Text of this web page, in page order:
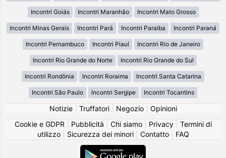
Incontri Goiás Incontri Maranhão Incontri Mato Grosso
Incontri Minas Gerais Incontri Pará Incontri Paraíba Incontri Paraná
Incontri Pernambuco Incontri Piauí Incontri Rio de Janeiro
Incontri Rio Grande do Norte Incontri Rio Grande do Sul
Incontri Rondônia Incontri Roraima Incontri Santa Catarina
Incontri São Paulo Incontri Sergipe Incontri Tocantins
Notizie| Truffatori| Negozio| Opinioni
Cookie e GDPR
Pubblicità Chi siamo| Privacy| Termini di
utilizzo| Sicurezza dei minori| Contatto| FAQ